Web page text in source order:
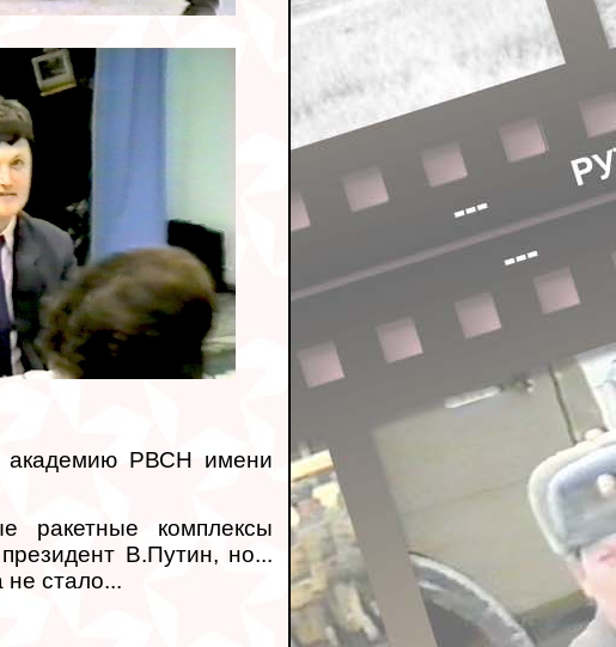
академию РВСН имени
ракетные комплексы
В.Путин, но...
стало...